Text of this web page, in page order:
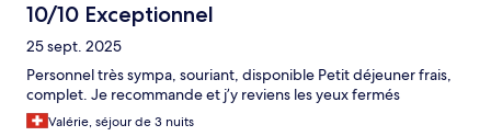
10/10 Exceptionnel
25 sept. 2025
Personnel très sympa, souriant, disponible Petit déjeuner frais,
complet. Je recommande et j’y reviens les yeux fermés
Valérie, séjour de 3 nuits